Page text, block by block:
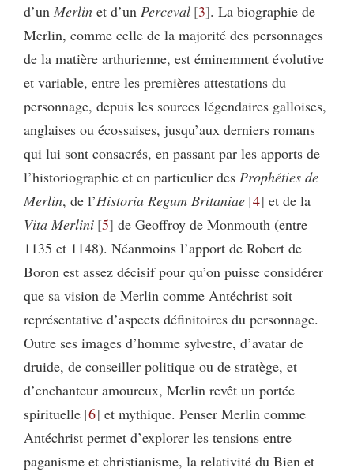
d’un Merlin et d’un Perceval 3 . La biographie de
Merlin, comme celle de la majorité des personnages
de la matière arthurienne, est éminemment évolutive
et variable, entre les premières attestations du
personnage, depuis les sources légendaires galloises,
anglaises ou écossaises, jusqu’aux derniers romans
qui lui sont consacrés, en passant par les apports de
l’historiographie et en particulier des Prophéties de
Merlin, de l’Historia Regum Britaniae 4 et de la
Vita Merlini 5 de Geoffroy de Monmouth (entre
1135 et 1148). Néanmoins l’apport de Robert de
Boron est assez décisif pour qu’on puisse considérer
que sa vision de Merlin comme Antéchrist soit
représentative d’aspects définitoires du personnage.
Outre ses images d’homme sylvestre, d’avatar de
druide, de conseiller politique ou de stratège, et
d’enchanteur amoureux, Merlin revêt un portée
spirituelle 6 et mythique. Penser Merlin comme
Antéchrist permet d’explorer les tensions entre
paganisme et christianisme, la relativité du Bien et